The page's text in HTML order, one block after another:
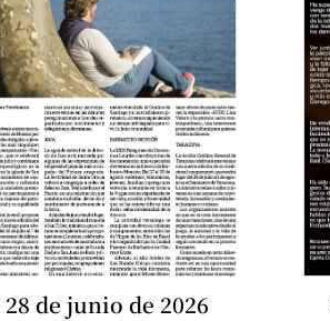
28 de junio de 2026